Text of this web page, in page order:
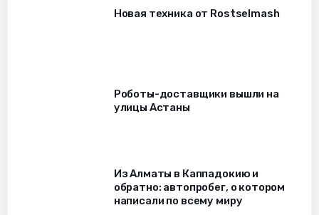
Новая техника от Rostselmash
Роботы-доставщики вышли на
улицы Астаны
Из Алматы в Каппадокию и
обратно: автопробег, о котором
написали по всему миру